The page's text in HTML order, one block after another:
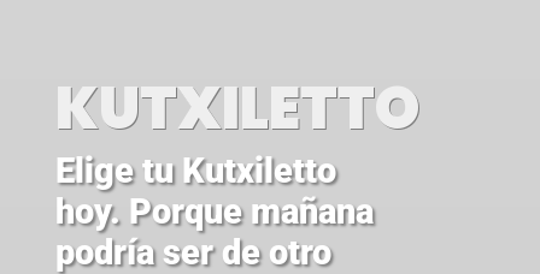
KUTXILETTO
Elige tu Kutxiletto
hoy. Porque mañana
podría ser de otro